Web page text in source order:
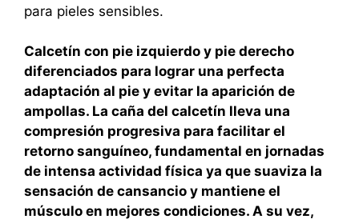
para pieles sensibles.
Calcetín con pie izquierdo y pie derecho
diferenciados para lograr una perfecta
adaptación al pie y evitar la aparición de
ampollas. La caña del calcetín lleva una
compresión progresiva para facilitar el
retorno sanguíneo, fundamental en jornadas
de intensa actividad física ya que suaviza la
sensación de cansancio y mantiene el
músculo en mejores condiciones. A su vez,